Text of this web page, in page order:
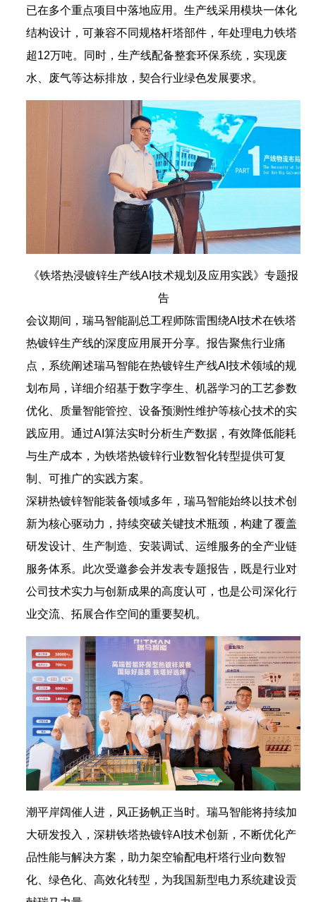
已在多个重点项目中落地应用。生产线采用模块一体化
结构设计，可兼容不同规格杆塔部件，年处理电力铁塔
超12万吨。同时，生产线配备整套环保系统，实现废
水、废气等达标排放，契合行业绿色发展要求。
《铁塔热浸镀锌生产线AI技术规划及应用实践》专题报
告
会议期间，瑞马智能副总工程师陈雷围绕AI技术在铁塔
热镀锌生产线的深度应用展开分享。报告聚焦行业痛
点，系统阐述瑞马智能在热镀锌生产线AI技术领域的规
划布局，详细介绍基于数字孪生、机器学习的工艺参数
优化、质量智能管控、设备预测性维护等核心技术的实
践应用。通过AI算法实时分析生产数据，有效降低能耗
与生产成本，为铁塔热镀锌行业数智化转型提供可复
制、可推广的实践方案。
深耕热镀锌智能装备领域多年，瑞马智能始终以技术创
新为核心驱动力，持续突破关键技术瓶颈，构建了覆盖
研发设计、生产制造、安装调试、运维服务的全产业链
服务体系。此次受邀参会并发表专题报告，既是行业对
公司技术实力与创新成果的高度认可，也是公司深化行
业交流、拓展合作空间的重要契机。
潮平岸阔催人进，风正扬帆正当时。瑞马智能将持续加
大研发投入，深耕铁塔热镀锌AI技术创新，不断优化产
品性能与解决方案，助力架空输配电杆塔行业向数智
化、绿色化、高效化转型，为我国新型电力系统建设贡